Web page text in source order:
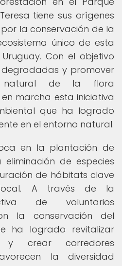
tiene sus orígenes
la conservación de la
único de esta
Con el objetivo
y promover
natural de la flora
marcha esta iniciativa
que ha logrado
en el entorno natural.
en la plantación de
eliminación de especies
de hábitats clave
A través de la
de voluntarios
la conservación del
ha logrado revitalizar
y crear corredores
la diversidad